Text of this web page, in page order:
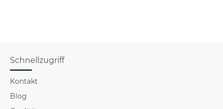
Schnellzugriff
Kontakt
Blog